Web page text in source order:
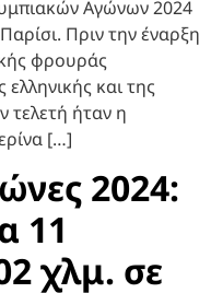
Αγώνων 2024
Πριν την έναρξη
φρουράς
και της
τελετή ήταν η
[…]
2024:
11
χλμ. σε